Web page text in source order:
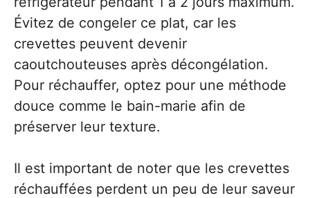
Évitez de congeler ce plat, car les
crevettes peuvent devenir
caoutchouteuses après décongélation.
Pour réchauffer, optez pour une méthode
douce comme le bain-marie afin de
préserver leur texture.
Il est important de noter que les crevettes
réchauffées perdent un peu de leur saveur